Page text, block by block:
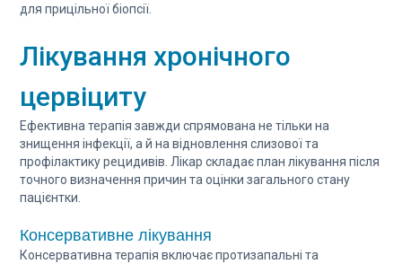
для прицільної біопсії.
Лікування хронічного
цервіциту
Ефективна терапія завжди спрямована не тільки на
знищення інфекції, а й на відновлення слизової та
профілактику рецидивів. Лікар складає план лікування після
точного визначення причин та оцінки загального стану
пацієнтки.
Консервативне лікування
Консервативна терапія включає протизапальні та